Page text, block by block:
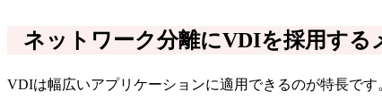
ネットワーク分離にVDIを採用する
VDIは幅広いアプリケーションに適用できるのが特長で